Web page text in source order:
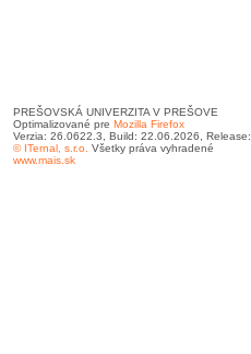
PREŠOVSKÁ UNIVERZITA V PREŠOVE
Optimalizované pre Mozilla Firefox
Verzia: 26.0622.3, Build: 22.06.2026,
© ITernal, s.r.o. Všetky práva vyhradené
www.mais.sk